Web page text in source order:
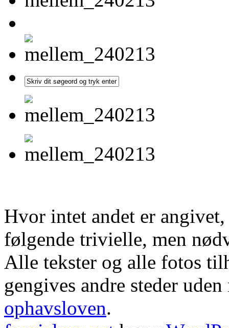
Hvor intet andet er
følgende trivielle, men
Alle tekster og alle fotos
gengives andre steder
ophavsloven.